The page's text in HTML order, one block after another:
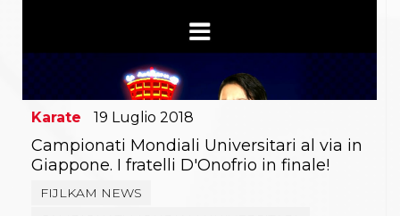
Karate 19 Luglio 2018
Campionati Mondiali Universitari al via in
Giappone. I fratelli D'Onofrio in finale!
FIJLKAM NEWS